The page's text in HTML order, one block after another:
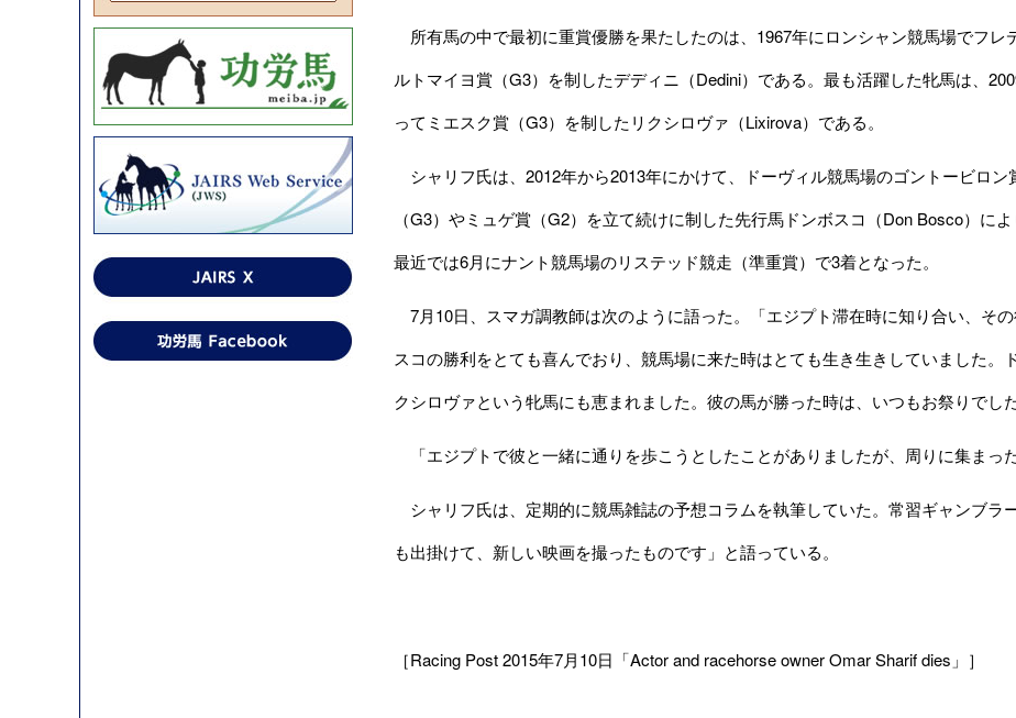
所有馬の中で最初に重賞優勝を果たしたのは、1967年にロンシャン競馬場でフレ
ルトマイヨ賞（G3）を制したデディニ（Dedini）である。最も活躍した牝馬は、
ってミエスク賞（G3）を制したリクシロヴァ（Lixirova）である。
シャリフ氏は、2012年から2013年にかけて、ドーヴィル競馬場のゴントービロ
（G3）やミュゲ賞（G2）を立て続けに制した先行馬ドンボスコ（Don Bosco）に
最近では6月にナント競馬場のリステッド競走（準重賞）で3着となった。
7月10日、スマガ調教師は次のように語った。「エジプト滞在時に知り合い、そ
スコの勝利をとても喜んでおり、競馬場に来た時はとても生き生きしていました。
クシロヴァという牝馬にも恵まれました。彼の馬が勝った時は、いつもお祭りでした
「エジプトで彼と一緒に通りを歩こうとしたことがありましたが、周りに集まっ
シャリフ氏は、定期的に競馬雑誌の予想コラムを執筆していた。常習ギャンブラ
も出掛けて、新しい映画を撮ったものです」と語っている。
［Racing Post 2015年7月10日「Actor and racehorse owner Omar Sharif dies」］